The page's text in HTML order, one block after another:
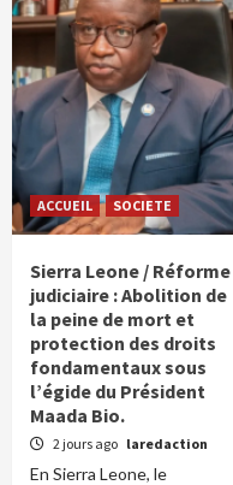
ACCUEIL SOCIETE
Sierra Leone / Réforme
judiciaire : Abolition de
la peine de mort et
protection des droits
fondamentaux sous
l’égide du Président
Maada Bio.
2 jours ago laredaction
En Sierra Leone, le